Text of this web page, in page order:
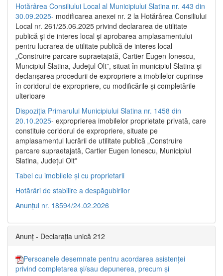
Hotărârea Consiliului Local al Municipiului Slatina nr. 443 din
30.09.2025- modificarea anexei nr. 2 la Hotărârea Consiliului
Local nr. 261/25.06.2025 privind declararea de utilitate
publică şi de interes local şi aprobarea amplasamentului
pentru lucrarea de utilitate publică de interes local
„Construire parcare supraetajată, Cartier Eugen Ionescu,
Muncipiul Slatina, Judeţul Olt”, situat în municipiul Slatina şi
declanşarea procedurii de expropriere a imobilelor cuprinse
în coridorul de expropriere, cu modificările şi completările
ulterioare
Dispoziția Primarului Municipiului Slatina nr. 1458 din
20.10.2025- exproprierea imobilelor proprietate privată, care
constituie coridorul de expropriere, situate pe
amplasamentul lucrării de utilitate publică „Construire
parcare supraetajată, Cartier Eugen Ionescu, Municipiul
Slatina, Județul Olt”
Tabel cu imobilele și cu proprietarii
Hotărâri de stabilire a despăgubirilor
Anunțul nr. 18594/24.02.2026
Anunț - Declarația unică 212
Persoanele desemnate pentru acordarea asistenței
privind completarea și/sau depunerea, precum și